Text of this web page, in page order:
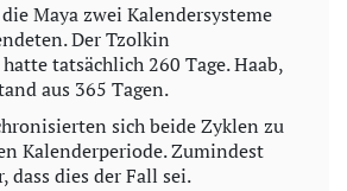
Maya zwei Kalendersysteme
Der Tzolkin
tatsächlich 260 Tage. Haab,
aus 365 Tagen.
sich beide Zyklen zu
Kalenderperiode. Zumindest
dass dies der Fall sei.